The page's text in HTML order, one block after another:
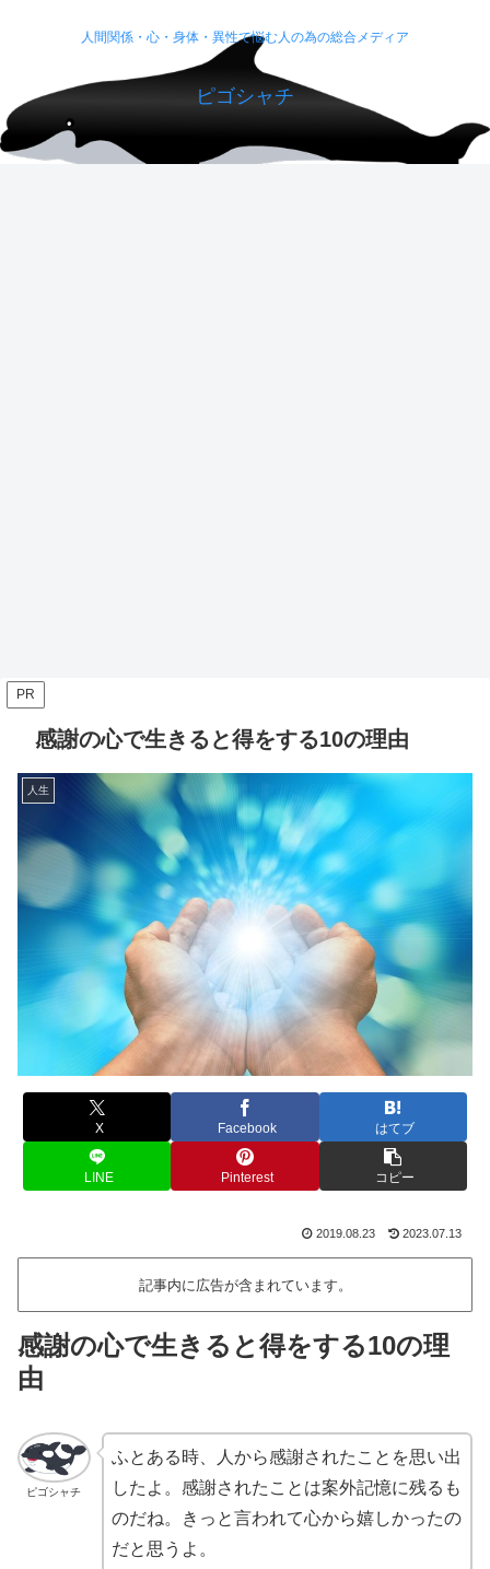
人間関係・心・身体・異性で悩む人の為の総合メディア
ピゴシャチ
PR
感謝の心で生きると得をする10の理由
人生
X Facebook はてブ
LINE Pinterest コピー
2019.08.23 2023.07.13
記事内に広告が含まれています。
感謝の心で生きると得をする10の理
由
ピゴシャチ
ふとある時、人から感謝されたことを思い出
したよ。感謝されたことは案外記憶に残るも
のだね。きっと言われて心から嬉しかったの
だと思うよ。